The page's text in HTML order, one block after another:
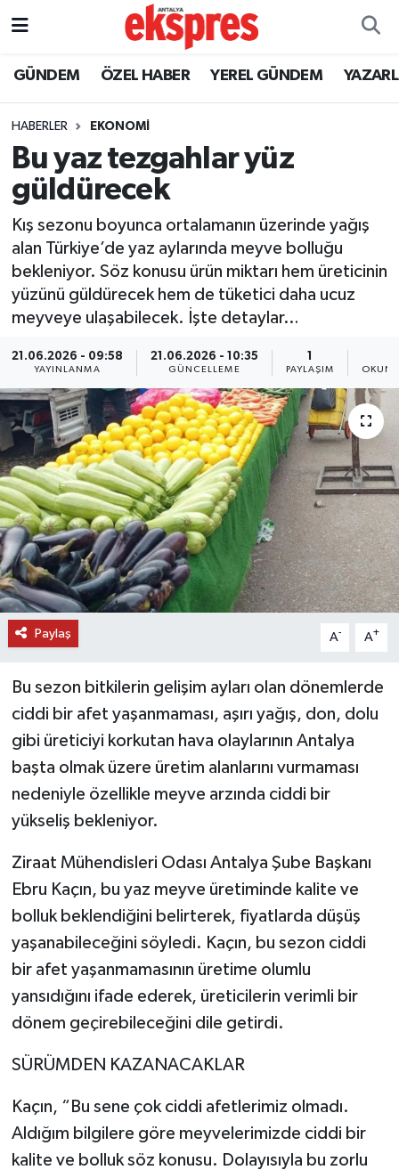
GÜNDEM ÖZEL HABER YEREL GÜNDEM
HABERLER EKONOMİ
Bu yaz tezgahlar yüz
güldürecek
Kış sezonu boyunca ortalamanın üzerinde yağış
alan Türkiye’de yaz aylarında meyve bolluğu
bekleniyor. Söz konusu ürün miktarı hem üreticinin
yüzünü güldürecek hem de tüketici daha ucuz
meyveye ulaşabilecek. İşte detaylar…
21.06.2026 - 09:58
YAYINLANMA
21.06.2026 - 10:35
GÜNCELLEME
1
PAYLAŞIM
Paylaş A- A+
Bu sezon bitkilerin gelişim ayları olan dönemlerde
ciddi bir afet yaşanmaması, aşırı yağış, don, dolu
gibi üreticiyi korkutan hava olaylarının Antalya
başta olmak üzere üretim alanlarını vurmaması
nedeniyle özellikle meyve arzında ciddi bir
yükseliş bekleniyor.
Ziraat Mühendisleri Odası Antalya Şube Başkanı
Ebru Kaçın, bu yaz meyve üretiminde kalite ve
bolluk beklendiğini belirterek, fiyatlarda düşüş
yaşanabileceğini söyledi. Kaçın, bu sezon ciddi
bir afet yaşanmamasının üretime olumlu
yansıdığını ifade ederek, üreticilerin verimli bir
dönem geçirebileceğini dile getirdi.
SÜRÜMDEN KAZANACAKLAR
Kaçın, “Bu sene çok ciddi afetlerimiz olmadı.
Aldığım bilgilere göre meyvelerimizde ciddi bir
kalite ve bolluk söz konusu. Dolayısıyla bu zorlu
ÖZEL HABER
YEREL GÜNDEM
EKONOMİ
KÜLTÜR - SANAT
SPOR
SAĞLIK
DÜNYA
EĞİTİM
TURİZM
RÖPORTAJ
VİDEO HABERLER
MAGAZİN
Nöbetçi Eczaneler
Trafik Durumu
Süper Lig Puan Durumu ve Fikstür
Tüm Manşetler
Son Dakika Haberleri